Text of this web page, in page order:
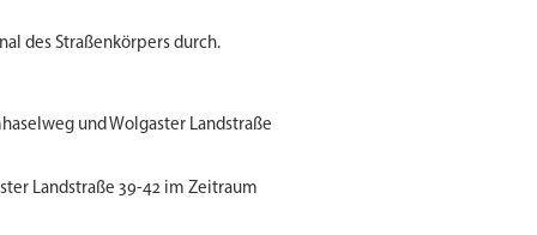
des Straßenkörpers durch.
und Wolgaster Landstraße
Landstraße 39-42 im Zeitraum